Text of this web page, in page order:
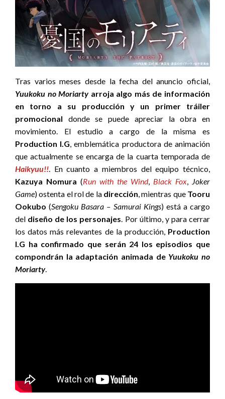
Tras varios meses desde la fecha del anuncio oficial,
Yuukoku no Moriartyarroja algo más de información
en torno a su producción y un primer tráiler
promocional donde se puede apreciar la obra en
movimiento. El estudio a cargo de la misma es
Production I.G, emblemática productora de animación
que actualmente se encarga de la cuarta temporada de
Haikyuu!!. En cuanto a miembros del equipo técnico,
Kazuya Nomura (Run with the Wind, Black Fox, Joker
Game) ostenta el rol de la dirección, mientras que Tooru
Ookubo (Sengoku Basara – Samurai Kings) está a cargo
del diseño de los personajes. Por último, y para cerrar
los datos más relevantes de la producción, Production
I.G ha confirmado que serán 24 los episodios que
compondrán la adaptación animada de Yuukoku no
Moriarty.